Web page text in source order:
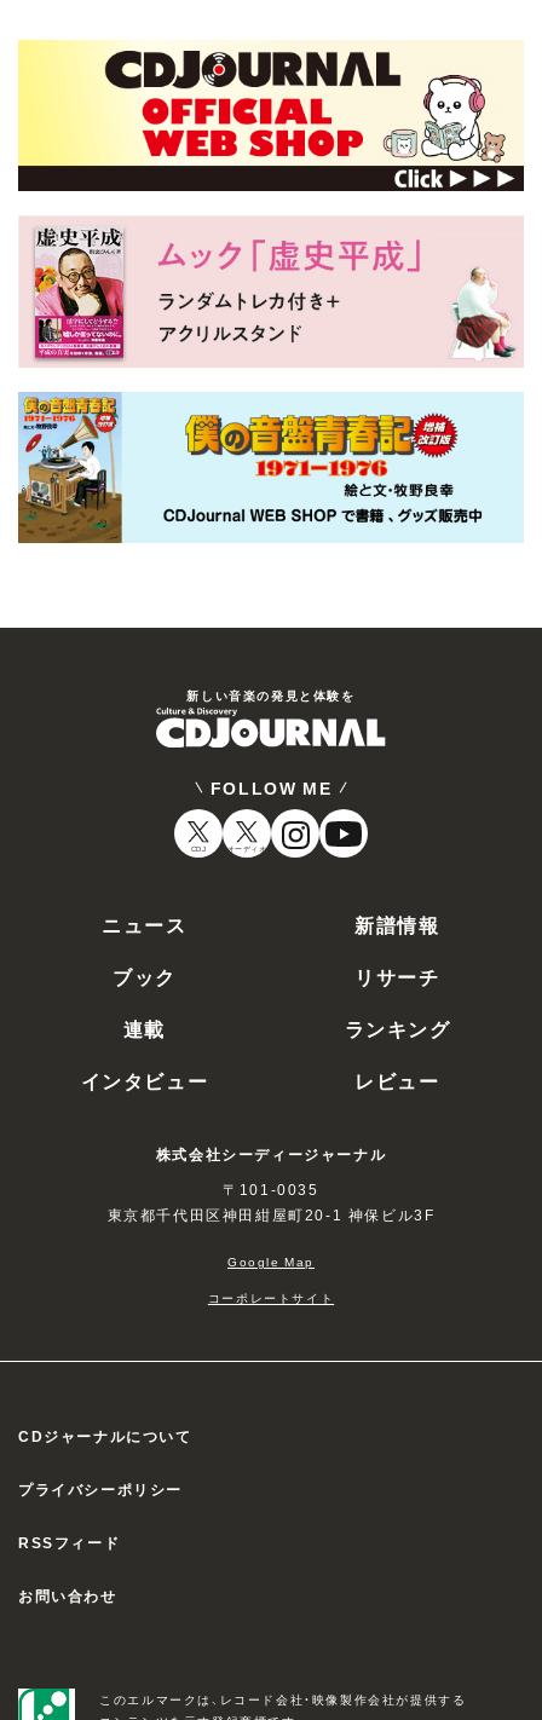
新しい⾳楽の発⾒と体験を
FOLLOW ME
CDJ オーディオ
ニュース
新譜情報
ブック
リサーチ
連載
ランキング
インタビュー
レビュー
株式会社シーディージャーナル
〒101-0035
東京都千代田区神田紺屋町20-1 神保ビル3F
Google Map
コーポレートサイト
CDジャーナルについて
プライバシーポリシー
RSSフィード
お問い合わせ
このエルマークは、レコード会社・映像製作会社が提供する